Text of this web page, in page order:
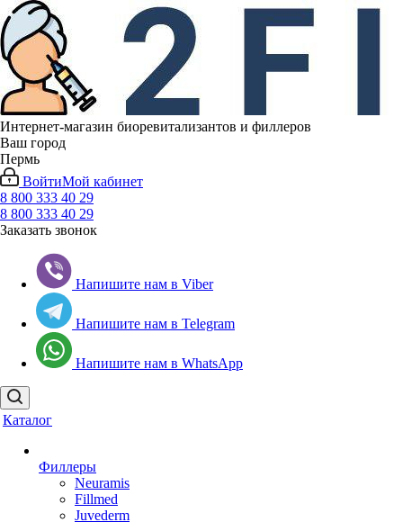
Интернет-магазин биоревитализантов и филлеров
Ваш город
Пермь
ВойтиМой кабинет
8 800 333 40 29
8 800 333 40 29
Заказать звонок
Напишите нам в Viber
Напишите нам в Telegram
Напишите нам в WhatsApp
Каталог
Филлеры
Neuramis
Fillmed
Juvederm